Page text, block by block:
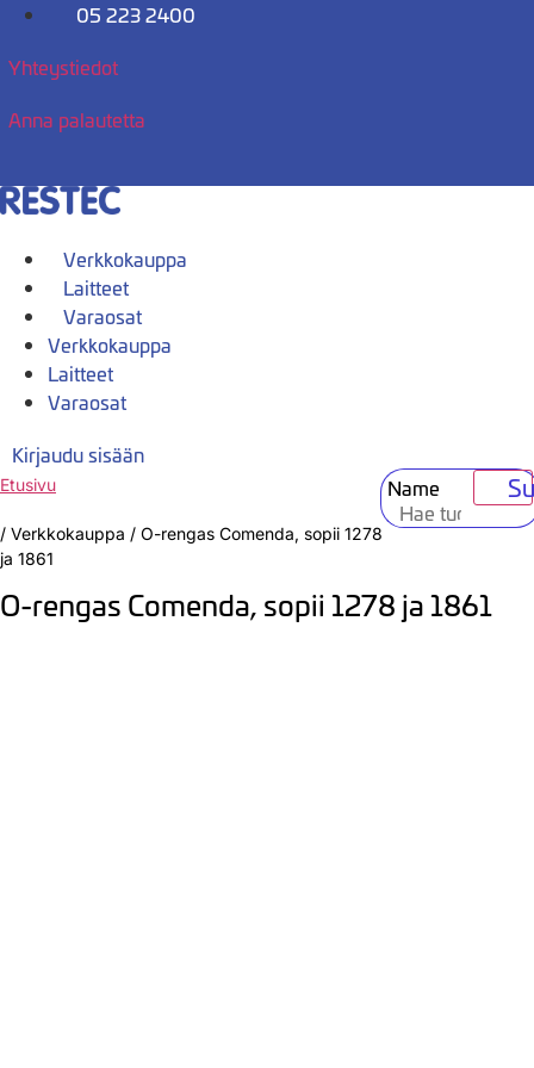
Mene
05 223 2400
Yhteystiedot
Anna palautetta
Verkkokauppa
Laitteet
Varaosat
Verkkokauppa
Laitteet
Varaosat
Kirjaudu sisään
Name
Etusivu
/ Verkkokauppa / O-rengas Comenda, sopii 1278
ja 1861
O-rengas Comenda, sopii 1278 ja 1861